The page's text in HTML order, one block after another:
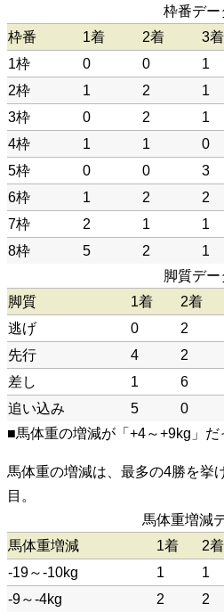
枠番デー
枠番
1着 2着 3着
1枠
0 0 1
2枠
1 2 1
3枠
0 2 1
4枠
1 1 0
5枠
0 0 3
6枠
1 2 2
7枠
2 1 1
8枠
5 2 1
脚質デー
脚質
1着 2着
逃げ
0 2
先行
4 2
差し
1 6
追い込み
5 0
■馬体重の増減が「+4～+9kg」だ
馬体重の増減は、最多の4勝を挙
目。
馬体重増減
馬体重増減
1着 2着
-19～-10kg
1 1
-9～-4kg
2 2